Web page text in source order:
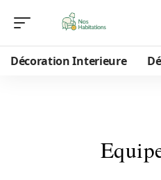
Décoration Interieure